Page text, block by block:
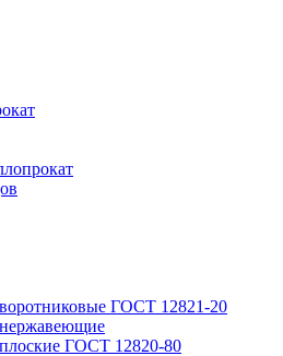
ГОСТ 12821-20
ГОСТ 12820-80